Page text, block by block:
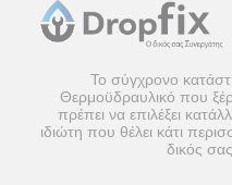
Το σύγχρονο
Θερμοϋδραυλικό που
πρέπει να επιλέξει
ιδιώτη που θέλει κάτι
δικός